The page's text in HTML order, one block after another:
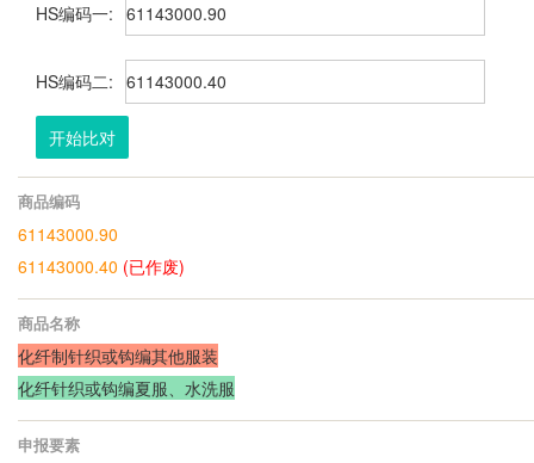
HS编码一:
HS编码二:
开始比对
商品编码
61143000.90
61143000.40 (已作废)
商品名称
化纤制针织或钩编其他服装
化纤针织或钩编夏服、水洗服
申报要素